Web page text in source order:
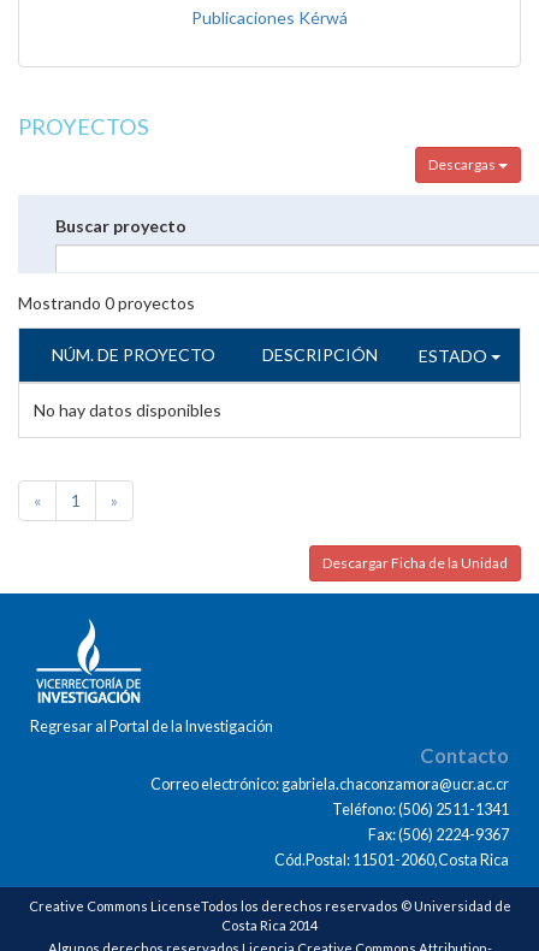
Publicaciones Kérwá
PROYECTOS
Descargas
Buscar proyecto
Mostrando 0proyectos
NÚM. DE PROYECTO DESCRIPCIÓN ESTADO
No hay datos disponibles
« 1 »
Descargar Ficha de la Unidad
Regresar al Portal de la Investigación
Contacto
Correo electrónico: gabriela.chaconzamora@ucr.ac.cr
Teléfono: (506) 2511-1341
Fax: (506) 2224-9367
Cód.Postal: 11501-2060,Costa Rica
Creative Commons LicenseTodos los derechos reservados © Universidad de
Costa Rica 2014